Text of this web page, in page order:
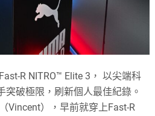
R NITRO™ Elite 3， 以尖端科
突破極限，刷新個人最佳紀錄。
Vincent），早前就穿上Fast-R